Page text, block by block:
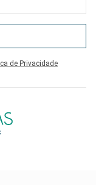
de Privacidade